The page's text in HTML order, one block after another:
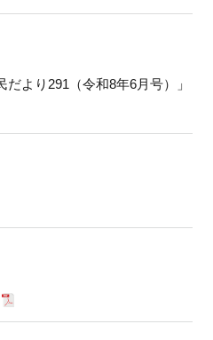
より291（令和8年6月号）」